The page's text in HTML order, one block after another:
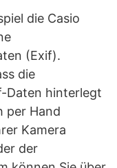
die Casio
(Exif).
die
Daten hinterlegt
per Hand
Kamera
der